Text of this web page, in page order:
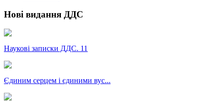
Нові видання ДДС
Наукові записки ДДС. 11
Єдиним серцем і єдиними вус...